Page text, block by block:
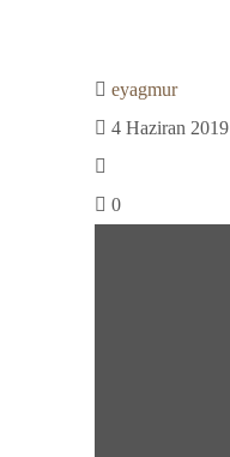
eyagmur
4 Haziran 2019
0